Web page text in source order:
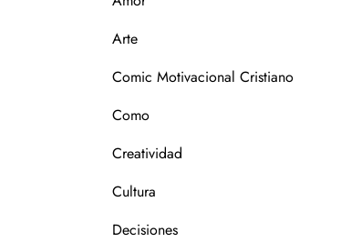
Arte
Comic Motivacional Cristiano
Como
Creatividad
Cultura
Decisiones